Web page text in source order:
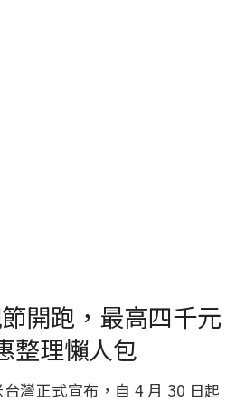
開跑，最高四千元
整理懶人包
灣正式宣布，自 4 月 30 日起